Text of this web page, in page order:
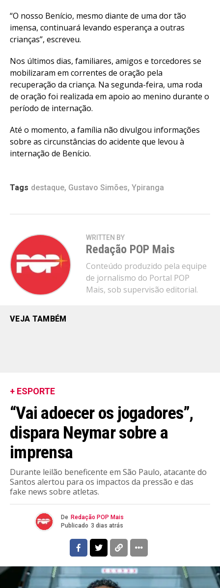
“O nosso Benício, mesmo diante de uma dor tão
imensa, continuará levando esperança a outras
crianças”, escreveu.
Nos últimos dias, familiares, amigos e torcedores se
mobilizaram em correntes de oração pela
recuperação da criança. Na segunda-feira, uma roda
de oração foi realizada em apoio ao menino durante o
período de internação.
Até o momento, a família não divulgou informações
sobre as circunstâncias do acidente que levou à
internação de Benício.
Tags destaque, Gustavo Simões, Ypiranga
WRITTEN BY
Redação POP Mais
Conteúdo produzido pela equipe
de jornalismo do Portal POP
Mais, sob supervisão editorial.
VEJA TAMBÉM
+ ESPORTE
“Vai adoecer os jogadores”,
dispara Neymar sobre a
imprensa
Durante leilão beneficente em São Paulo, atacante do
Santos alertou para os impactos da pressão e das
fake news sobre atletas.
De Redação POP Mais
Publicado 3 dias atrás